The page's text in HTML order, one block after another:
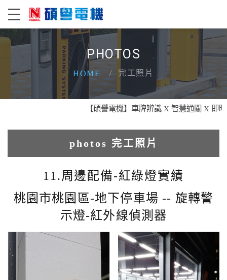
PHOTOS
HOME 完工照片
【碩譽電機】車牌辨識 X 智慧通關 X 即時
photos 完工照片
1.人臉辨識系統實績
2.電動柵欄機系列實績
3.車牌辨識收費系統實績
4.車牌辨識收費系統-客製化實績
5.停車收費系統系列實績
11.周邊配備-紅綠燈實績
桃園市桃園區-地下停車場 -- 旋轉警
示燈-紅外線偵測器